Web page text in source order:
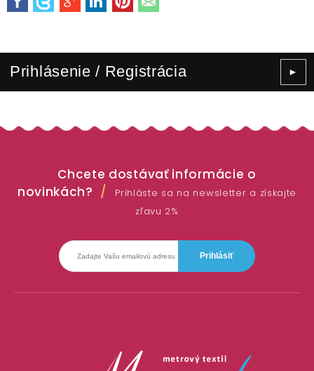
Prihlásenie / Registrácia ►
Chcete dostávať informácie o
novinkách?
Prihláste sa na newsletter a získajte
zľavu 2%